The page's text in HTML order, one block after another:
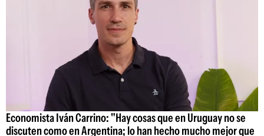
Economista Iván Carrino: "Hay cosas que en Uruguay no se
discuten como en Argentina; lo han hecho mucho mejor que